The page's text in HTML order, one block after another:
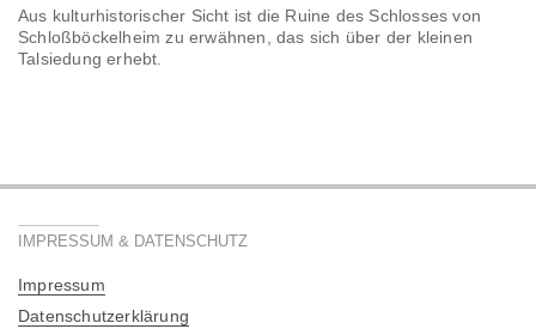
Aus kulturhistorischer Sicht ist die Ruine des Schlosses von
Schloßböckelheim zu erwähnen, das sich über der kleinen
Talsiedung erhebt.
IMPRESSUM & DATENSCHUTZ
Impressum
Datenschutzerklärung